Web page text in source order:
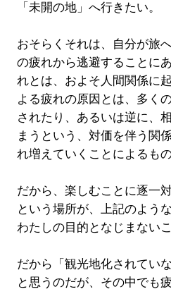
「未開の地」へ行きたい。
おそらくそれは、自分が旅
の疲れから逃避することに
れとは、およそ人間関係に
よる疲れの原因とは、多く
されたり、あるいは逆に、
まうという、対価を伴う関
れ増えていくことによるもの
だから、楽しむことに逐一
という場所が、上記のよう
わたしの目的となじまない
だから「観光地化されてい
と思うのだが、その中でも